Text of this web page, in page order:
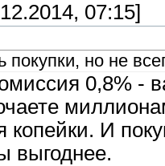
07:15]
но не
0,8% -
копейки. И
выгоднее.